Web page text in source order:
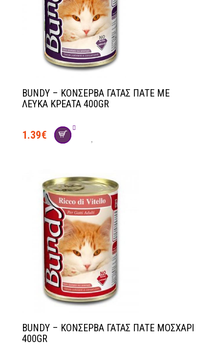
BUNDY – ΚΟΝΣΕΡΒΑ ΓΑΤΑΣ ΠΑΤΕ ΜΕ
ΛΕΥΚΑ ΚΡΕΑΤΑ 400GR
1.39€
BUNDY – ΚΟΝΣΕΡΒΑ ΓΑΤΑΣ ΠΑΤΕ ΜΟΣΧΑΡΙ
400GR